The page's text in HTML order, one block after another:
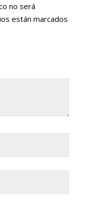
no será
están marcados